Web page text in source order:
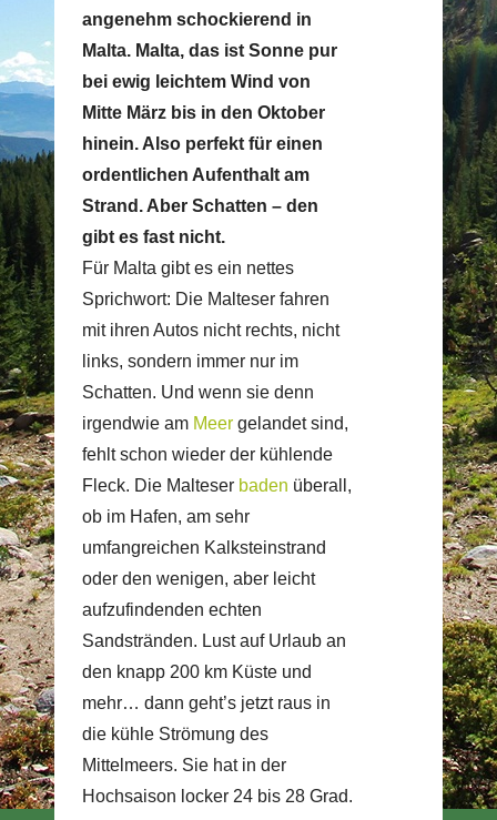
angenehm schockierend in
Malta. Malta, das ist Sonne pur
bei ewig leichtem Wind von
Mitte März bis in den Oktober
hinein. Also perfekt für einen
ordentlichen Aufenthalt am
Strand. Aber Schatten – den
gibt es fast nicht.
Für Malta gibt es ein nettes
Sprichwort: Die Malteser fahren
mit ihren Autos nicht rechts, nicht
links, sondern immer nur im
Schatten. Und wenn sie denn
irgendwie am Meer gelandet sind,
fehlt schon wieder der kühlende
Fleck. Die Malteser baden überall,
ob im Hafen, am sehr
umfangreichen Kalksteinstrand
oder den wenigen, aber leicht
aufzufindenden echten
Sandstränden. Lust auf Urlaub an
den knapp 200 km Küste und
mehr… dann geht’s jetzt raus in
die kühle Strömung des
Mittelmeers. Sie hat in der
Hochsaison locker 24 bis 28 Grad.